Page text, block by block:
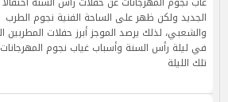
الجديد ولكن ظهر على الساحة الفنية نجوم الطرب
والشعبي، لذلك يرصد الموجز أبرز حفلات المطربين
في ليلة رأس السنة وأسباب غياب نجوم
تلك الليلة